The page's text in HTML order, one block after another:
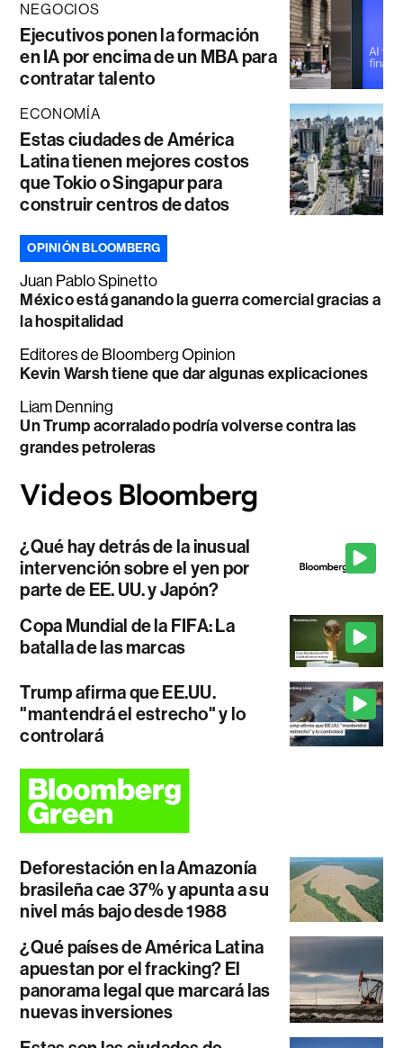
NEGOCIOS
Ejecutivos ponen la formación
en IA por encima de un MBA para
contratar talento
ECONOMÍA
Estas ciudades de América
Latina tienen mejores costos
que Tokio o Singapur para
construir centros de datos
OPINIÓN BLOOMBERG
Juan Pablo Spinetto
México está ganando la guerra comercial gracias a
la hospitalidad
Editores de Bloomberg Opinion
Kevin Warsh tiene que dar algunas explicaciones
Liam Denning
Un Trump acorralado podría volverse contra las
grandes petroleras
¿Qué hay detrás de la inusual
intervención sobre el yen por
parte de EE. UU. y Japón?
Copa Mundial de la FIFA: La
batalla de las marcas
Trump afirma que EE.UU.
"mantendrá el estrecho" y lo
controlará
Deforestación en la Amazonía
brasileña cae 37% y apunta a su
nivel más bajo desde 1988
¿Qué países de América Latina
apuestan por el fracking? El
panorama legal que marcará las
nuevas inversiones